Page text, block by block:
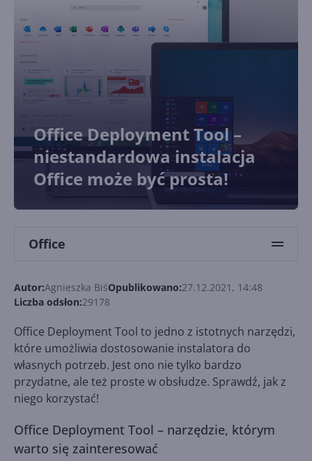
Office Deployment Tool –
niestandardowa instalacja
Office może być prosta!
Office
Autor:Agnieszka BiśOpublikowano:27.12.2021, 14:48
Liczba odsłon:29178
Office Deployment Tool to jedno z istotnych narzędzi,
które umożliwia dostosowanie instalatora do
własnych potrzeb. Jest ono nie tylko bardzo
przydatne, ale też proste w obsłudze. Sprawdź, jak z
niego korzystać!
Office Deployment Tool – narzędzie, którym
warto się zainteresować